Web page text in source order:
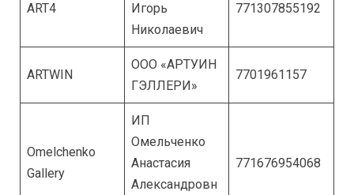
ART4
Игорь
Николаевич
771307855192
ARTWIN
ООО «АРТУИН
ГЭЛЛЕРИ»
7701961157
Omelchenko
Gallery
ИП
Омельченко
Анастасия
Александровн
771676954068